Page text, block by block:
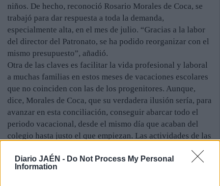
Diario JAÉN - Do Not Process My Personal
Information
niños. De hecho, reconoció Rosario Morales de Coca, se
trabajó para dar respuesta a toda la demanda,
especialmente alta, en el mes de julio. “Gracias a la labor
del director del Patronato, se ha podido reorganizar con el
mismo presupuesto”, añadió.
Otra de las claves es facilitar la vida profesional y laboral
a muchas familias en estos meses de vacaciones escolares
que no coinciden con las de los progenitores. Aunque,
dice, Morales de Coca, que su verdadera ilusión sería, para
avanzar en esta conciliación, conseguir abarcar todo el
periodo vacacional, desde el mismo día que acaban del
colegio hasta justo el que empiezan. Las actividades de las
mañana, aunque los menores se pueden ir incorporando
hasta las dos de la tarde, cuando terminan. Realizan